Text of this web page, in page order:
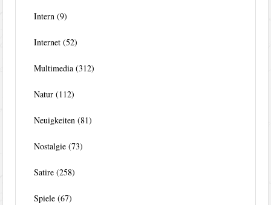
Intern (9)
Internet (52)
Multimedia (312)
Natur (112)
Neuigkeiten (81)
Nostalgie (73)
Satire (258)
Spiele (67)